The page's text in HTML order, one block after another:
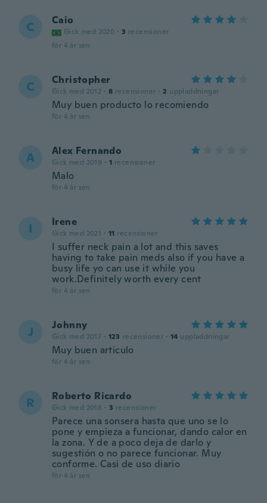
C Caio
Gick med 2020 · 3 recensioner
för 4 år sen
C Christopher
Gick med 2012 · 8 recensioner · 2 uppladdningar
Muy buen producto lo recomiendo
för 4 år sen
A Alex Fernando
Gick med 2019 · 1 recensioner
Malo
för 4 år sen
I Irene
Gick med 2021 · 11 recensioner
I suffer neck pain a lot and this saves
having to take pain meds also if you have a
busy life yo can use it while you
work.Definitely worth every cent
för 4 år sen
J Johnny
Gick med 2017 · 123 recensioner · 14 uppladdningar
Muy buen artículo
för 4 år sen
R Roberto Ricardo
Gick med 2018 · 3 recensioner
Parece una sonsera hasta que uno se lo
pone y empieza a funcionar, dando calor en
la zona. Y de a poco deja de darlo y
sugestión o no parece funcionar. Muy
conforme. Casi de uso diario
för 4 år sen